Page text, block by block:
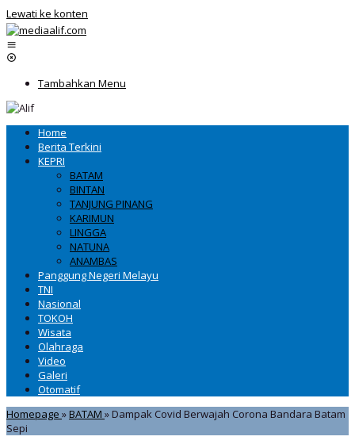
Lewati ke konten
Tambahkan Menu
Home
Berita Terkini
KEPRI
BATAM
BINTAN
TANJUNG PINANG
KARIMUN
LINGGA
NATUNA
ANAMBAS
Panggung Negeri Melayu
TNI
Nasional
TOKOH
Wisata
Olahraga
Video
Galeri
Otomatif
Homepage »BATAM »Dampak Covid Berwajah Corona Bandara Batam
Sepi